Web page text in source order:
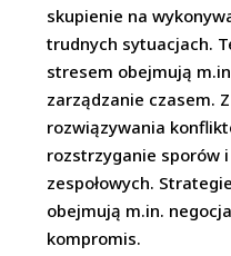
skupienie na
trudnych sytuacjach.
stresem obejmują
zarządzanie czasem.
rozwiązywania
rozstrzyganie sporów
zespołowych.
obejmują m.in.
kompromis.